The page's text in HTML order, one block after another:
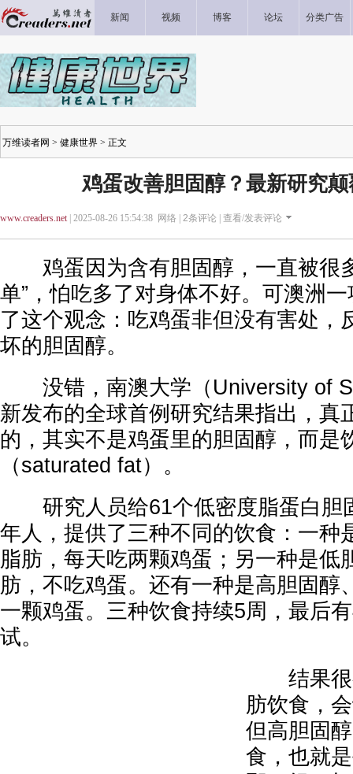
新闻 视频 博客 论坛 分类广告
万维读者网 > 健康世界 > 正文
鸡蛋改善胆固醇？最新研究
www.creaders.net| 2025-08-26 15:54:38 网络 | 2条评论 | 查看/发表评论
鸡蛋因为含有胆固醇，一直被很
单”，怕吃多了对身体不好。可澳洲
了这个观念：吃鸡蛋非但没有害处，
坏的胆固醇。
没错，南澳大学（University of
新发布的全球首例研究结果指出，真
的，其实不是鸡蛋里的胆固醇，而是
（saturated fat）。
研究人员给61个低密度脂蛋白胆
年人，提供了三种不同的饮食：一种
脂肪，每天吃两颗鸡蛋；另一种是低
肪，不吃鸡蛋。还有一种是高胆固醇
一颗鸡蛋。三种饮食持续5周，最后
试。
结果很
肪饮食，
但高胆固
食，也就